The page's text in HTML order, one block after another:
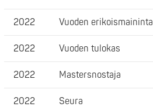
2022 Vuoden erikoismaininta
2022 Vuoden tulokas
2022 Mastersnostaja
2022 Seura